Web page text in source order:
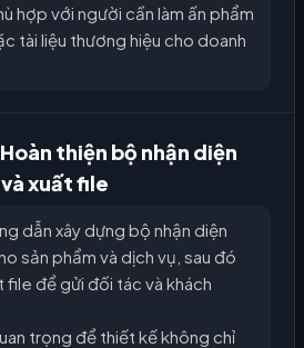
hợp với người cần làm ấn phẩm
tài liệu thương hiệu cho doanh
thiện bộ nhận diện
xuất file
dẫn xây dựng bộ nhận diện
sản phẩm và dịch vụ, sau đó
file để gửi đối tác và khách
trọng để thiết kế không chỉ